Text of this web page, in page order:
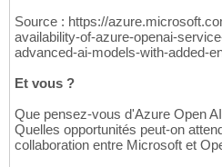
Source : https://
availability-of-azure-openai-
advanced-ai-models-with-added-
Et vous ?
Que pensez-vous d'Azure Open
Quelles opportunités peut-on
collaboration entre Microsoft et